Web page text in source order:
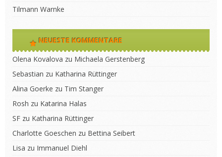
Tilmann Warnke
NEUESTE KOMMENTARE
Olena Kovalova zu Michaela Gerstenberg
Sebastian zu Katharina Rüttinger
Alina Goerke zu Tim Stanger
Rosh zu Katarina Halas
SF zu Katharina Rüttinger
Charlotte Goeschen zu Bettina Seibert
Lisa zu Immanuel Diehl